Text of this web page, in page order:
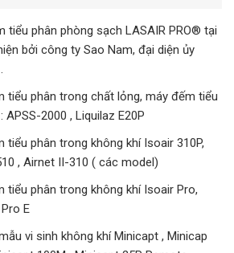
tiểu phân phòng sạch LASAIR PRO® tại
bởi công ty Sao Nam, đại diện ủy
tiểu phân trong chất lỏng, máy đếm tiểu
2000 , Liquilaz E20P
tiểu phân trong không khí Isoair 310P,
, Airnet II-310 ( các model)
tiểu phân trong không khí Isoair Pro,
E
vi sinh không khí Minicapt , Minicap